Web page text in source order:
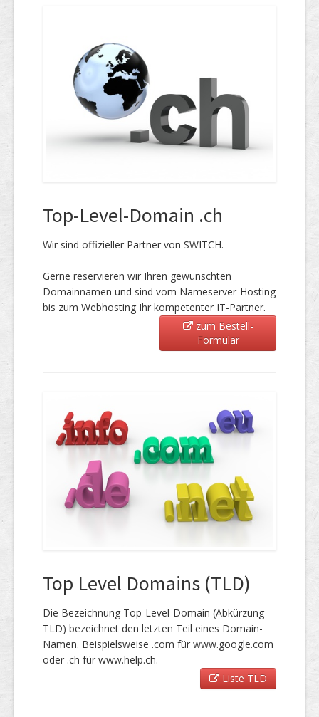
Top-Level-Domain .ch
Wir sind offizieller Partner von SWITCH.
Gerne reservieren wir Ihren gewünschten
Domainnamen und sind vom Nameserver-Hosting
bis zum Webhosting Ihr kompetenter IT-Partner.
zum Bestell-
Formular
Top Level Domains (TLD)
Die Bezeichnung Top-Level-Domain (Abkürzung
TLD) bezeichnet den letzten Teil eines Domain-
Namen. Beispielsweise .com für www.google.com
oder .ch für www.help.ch.
Liste TLD